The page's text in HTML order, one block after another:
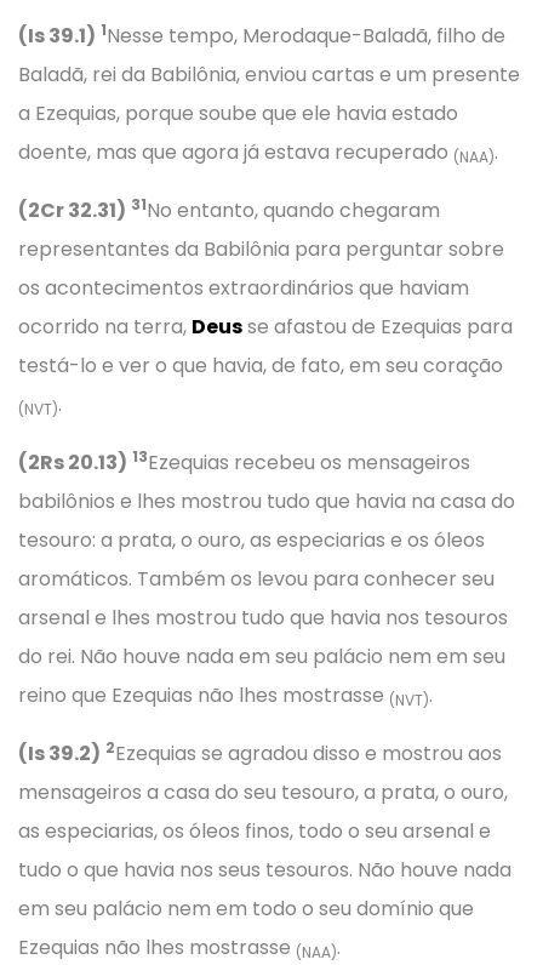
(Is 39.1) 1Nesse tempo, Merodaque-Baladã, filho de
Baladã, rei da Babilônia, enviou cartas e um presente
a Ezequias, porque soube que ele havia estado
doente, mas que agora já estava recuperado (NAA).
(2Cr 32.31) 31No entanto, quando chegaram
representantes da Babilônia para perguntar sobre
os acontecimentos extraordinários que haviam
ocorrido na terra, Deusse afastou de Ezequias para
testá-lo e ver o que havia, de fato, em seu coração
(NVT).
(2Rs 20.13) 13Ezequias recebeu os mensageiros
babilônios e lhes mostrou tudo que havia na casa do
tesouro: a prata, o ouro, as especiarias e os óleos
aromáticos. Também os levou para conhecer seu
arsenal e lhes mostrou tudo que havia nos tesouros
do rei. Não houve nada em seu palácio nem em seu
reino que Ezequias não lhes mostrasse (NVT).
(Is 39.2) 2Ezequias se agradou disso e mostrou aos
mensageiros a casa do seu tesouro, a prata, o ouro,
as especiarias, os óleos finos, todo o seu arsenal e
tudo o que havia nos seus tesouros. Não houve nada
em seu palácio nem em todo o seu domínio que
Ezequias não lhes mostrasse (NAA).